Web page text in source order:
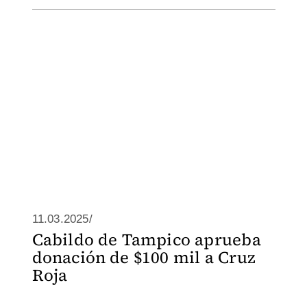
11.03.2025/
Cabildo de Tampico aprueba
donación de $100 mil a Cruz
Roja